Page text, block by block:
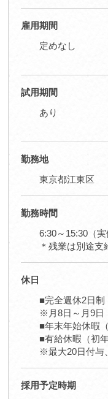
雇用期間
定めなし
試用期間
あり
勤務地
東京都江東区
勤務時間
6:30～15:30（実
＊残業は別途支
休日
■完全週休2日制
※月8日～月9日
■年末年始休暇
■有給休暇（初
※最大20日付与
採用予定時期